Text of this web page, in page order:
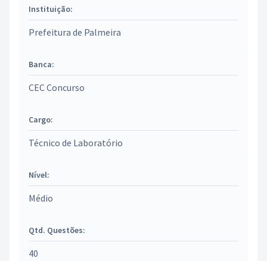
Instituição:
Prefeitura de Palmeira
Banca:
CEC Concurso
Cargo:
Técnico de Laboratório
Nível:
Médio
Qtd. Questões:
40